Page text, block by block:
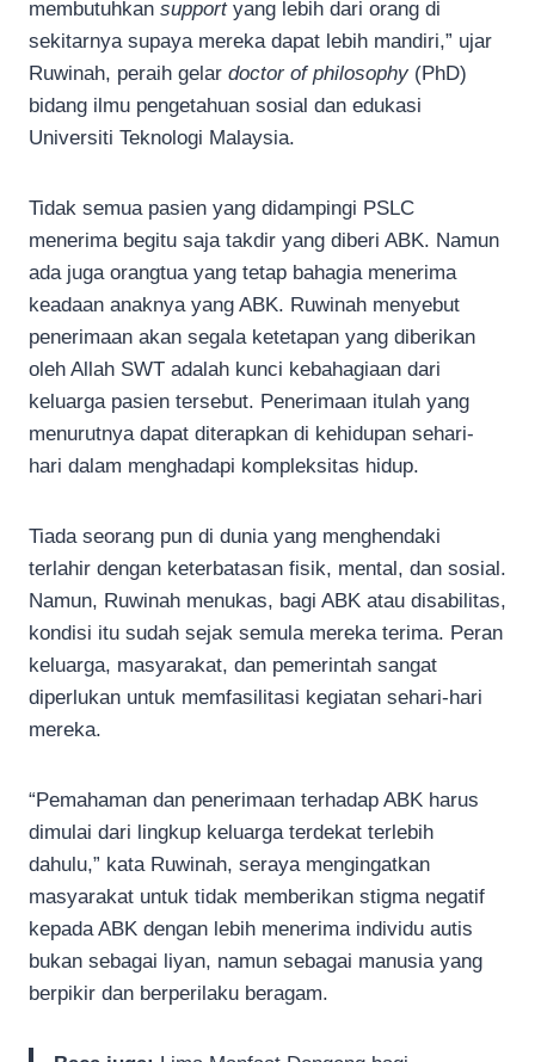
membutuhkan supportyang lebih dari orang di
sekitarnya supaya mereka dapat lebih mandiri,” ujar
Ruwinah, peraih gelar doctor of philosophy (PhD)
bidang ilmu pengetahuan sosial dan edukasi
Universiti Teknologi Malaysia.
Tidak semua pasien yang didampingi PSLC
menerima begitu saja takdir yang diberi ABK. Namun
ada juga orangtua yang tetap bahagia menerima
keadaan anaknya yang ABK. Ruwinah menyebut
penerimaan akan segala ketetapan yang diberikan
oleh Allah SWT adalah kunci kebahagiaan dari
keluarga pasien tersebut. Penerimaan itulah yang
menurutnya dapat diterapkan di kehidupan sehari-
hari dalam menghadapi kompleksitas hidup.
Tiada seorang pun di dunia yang menghendaki
terlahir dengan keterbatasan fisik, mental, dan sosial.
Namun, Ruwinah menukas, bagi ABK atau disabilitas,
kondisi itu sudah sejak semula mereka terima. Peran
keluarga, masyarakat, dan pemerintah sangat
diperlukan untuk memfasilitasi kegiatan sehari-hari
mereka.
“Pemahaman dan penerimaan terhadap ABK harus
dimulai dari lingkup keluarga terdekat terlebih
dahulu,” kata Ruwinah, seraya mengingatkan
masyarakat untuk tidak memberikan stigma negatif
kepada ABK dengan lebih menerima individu autis
bukan sebagai liyan, namun sebagai manusia yang
berpikir dan berperilaku beragam.